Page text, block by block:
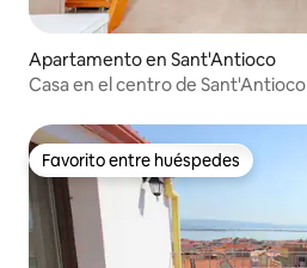
Apartamento en Sant'Antioco
Casa en el centro de Sant'Antioco
Favorito entre huéspedes
Favorito entre huéspedes